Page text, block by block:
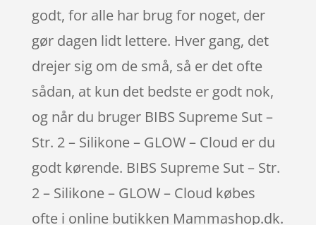
godt, for alle har brug for noget, der
gør dagen lidt lettere. Hver gang, det
drejer sig om de små, så er det ofte
sådan, at kun det bedste er godt nok,
og når du bruger BIBS Supreme Sut –
Str. 2 – Silikone – GLOW – Cloud er du
godt kørende. BIBS Supreme Sut – Str.
2 – Silikone – GLOW – Cloud købes
ofte i online butikken Mammashop.dk.